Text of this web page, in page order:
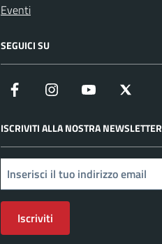
Eventi
SEGUICI SU
Facebook Instagram YouTube
ISCRIVITI ALLA NOSTRA NEWSLETTER